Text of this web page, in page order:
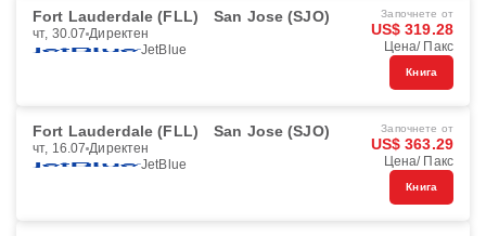
Fort Lauderdale (FLL) San Jose (SJO)
чт, 30.07 Директен
JetBlue
Започнете от
US$ 319.28
Цена/ Пакс
Книга
Fort Lauderdale (FLL) San Jose (SJO)
чт, 16.07 Директен
JetBlue
Започнете от
US$ 363.29
Цена/ Пакс
Книга